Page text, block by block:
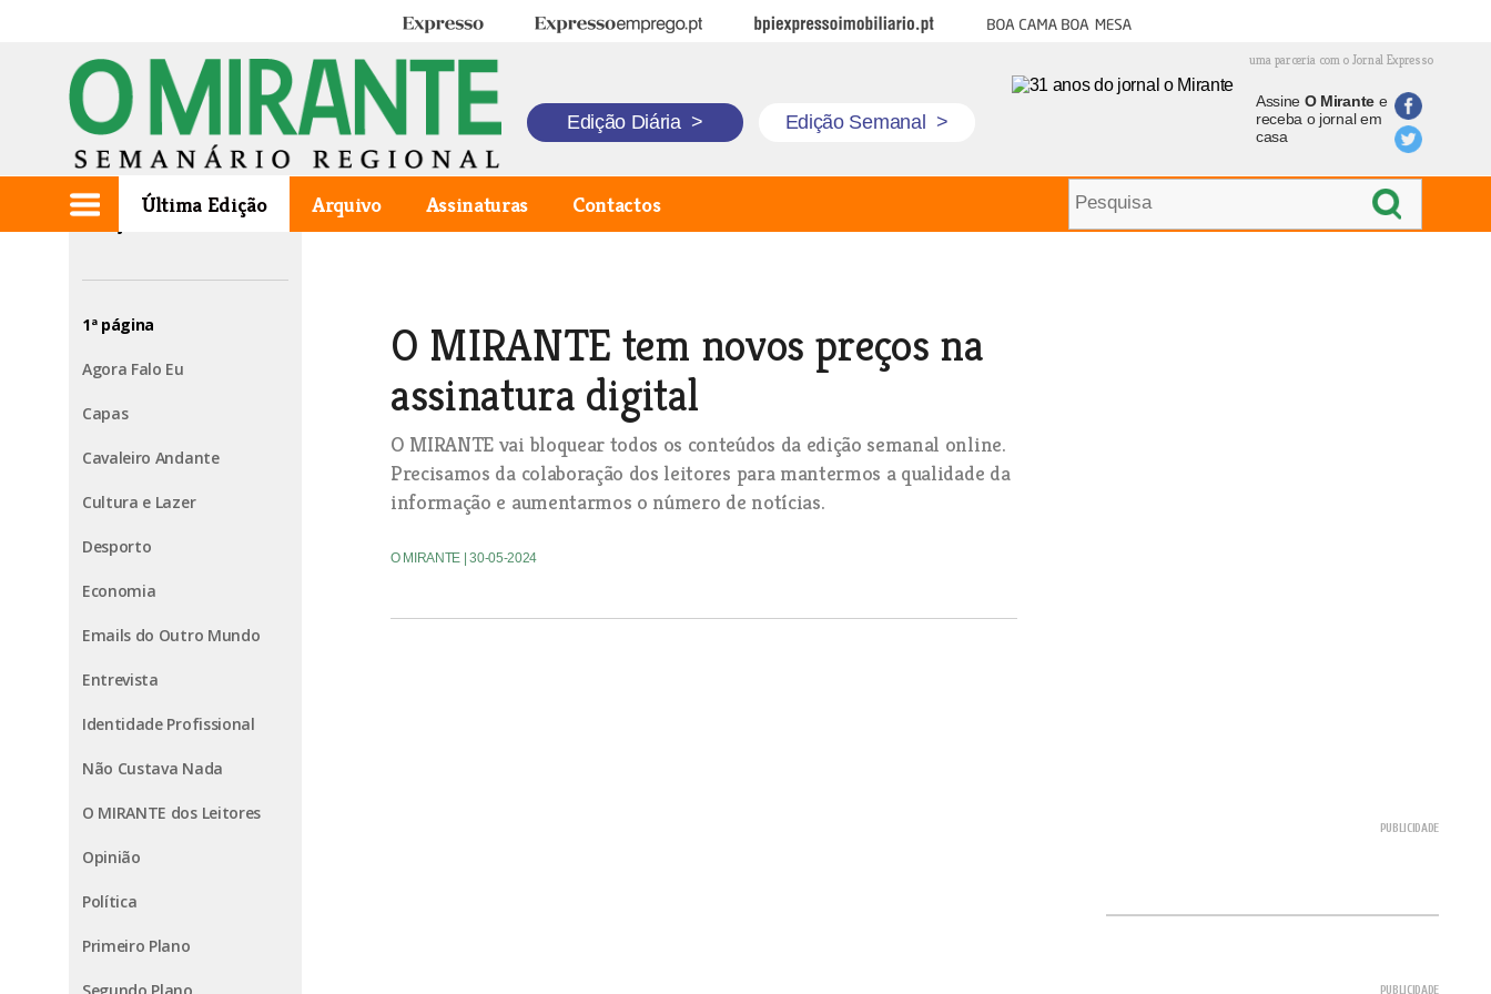
Expresso Expresso Emprego BPI Expresso Imobiliário Boa cama boa mesa
uma parceria com o Jornal Expresso
Edição Diária > Edição Semanal >
Assine O Mirantee
receba o jornal em
casa
Última Edição Arquivo Assinaturas Contactos
Edição de 2023.12.14
1ª página
Agora Falo Eu
Capas
Cavaleiro Andante
Cultura e Lazer
Desporto
Economia
Emails do Outro Mundo
Entrevista
Identidade Profissional
Não Custava Nada
O MIRANTE dos Leitores
Opinião
Política
Primeiro Plano
O MIRANTE tem novos preços na
assinatura digital
O MIRANTE vai bloquear todos os conteúdos da edição semanal online.
Precisamos da colaboração dos leitores para mantermos a qualidade da
informação e aumentarmos o número de notícias.
O MIRANTE | 30-05-2024